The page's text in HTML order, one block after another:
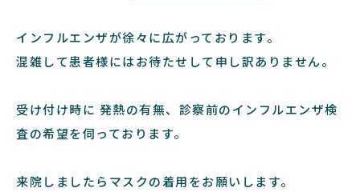
インフルエンザが徐々に広がっております。
混雑して患者様にはお待たせして申し訳ありません。
受け付け時に 発熱の有無、診察前のインフルエンザ検
査の希望を伺っております。
来院しましたらマスクの着用をお願いします。